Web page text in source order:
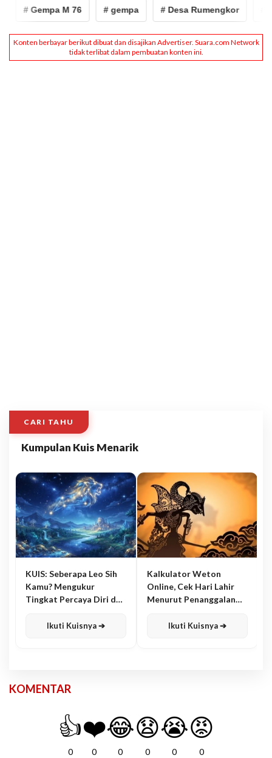
# Gempa M 76 # gempa # Desa Rumengkor
CARI TAHU
Kumpulan Kuis Menarik
KUIS: Seberapa Leo Sih
Kamu? Mengukur
Tingkat Percaya Diri dan
Ikuti Kuisnya ➔
Kalkulator Weton
Online, Cek Hari Lahir
Menurut Penanggalan
Ikuti Kuisnya ➔
KOMENTAR
👍
0
❤️
0
😂
0
😧
0
😭
0
😡
0